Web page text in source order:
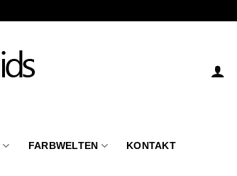
FARBWELTEN KONTAKT